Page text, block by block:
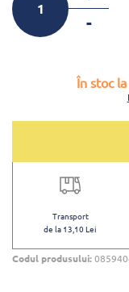
-
În stoc
Transport
de la 13,10 Lei
Codul produsului: